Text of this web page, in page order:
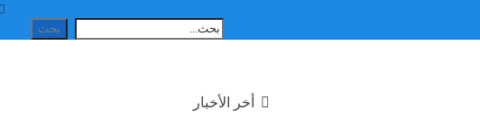
أخر الأخبار